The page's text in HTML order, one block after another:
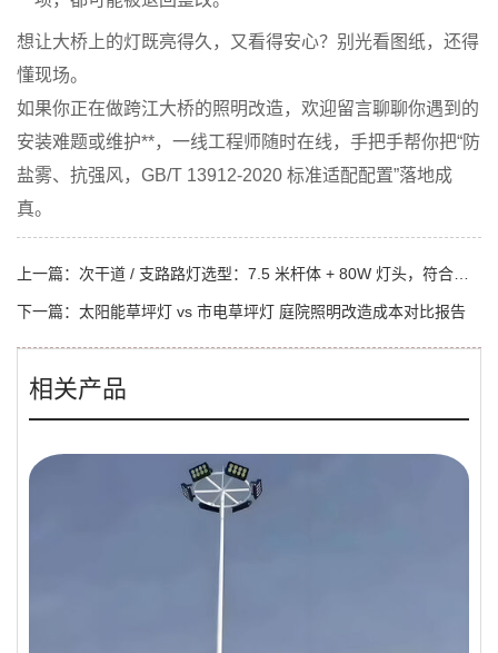
想让大桥上的灯既亮得久，又看得安心？别光看图纸，还得
懂现场。
如果你正在做跨江大桥的照明改造，欢迎留言聊聊你遇到的
安装难题或维护**，一线工程师随时在线，手把手帮你把“防
盐雾、抗强风，GB/T 13912-2020 标准适配配置”落地成
真。
上一篇： 次干道 / 支路路灯选型：7.5 米杆体 + 80W 灯头，符合照度标准且控制成本
下一篇： 太阳能草坪灯 vs 市电草坪灯 庭院照明改造成本对比报告
相关产品